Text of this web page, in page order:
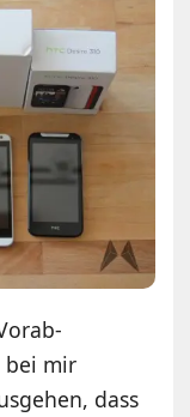
bei mir
dass